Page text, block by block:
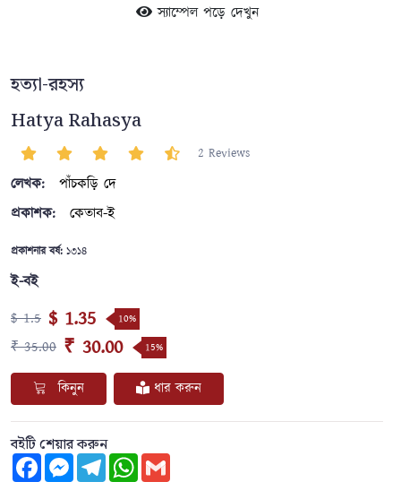
স্যাম্পেল পড়ে দেখুন
হত্যা-রহস্য
Hatya Rahasya
2 Reviews
লেখক:
পাঁচকড়ি দে
প্রকাশক:
কেতাব-ই
প্রকাশনার বর্ষ: ১৩১৪
ই-বই
$ 1.5 $ 1.35 10%
₹ 35.00 ₹ 30.00 15%
কিনুন ধার করুন
বইটি শেয়ার করুন
FacebookMessengerTelegramWhatsApp